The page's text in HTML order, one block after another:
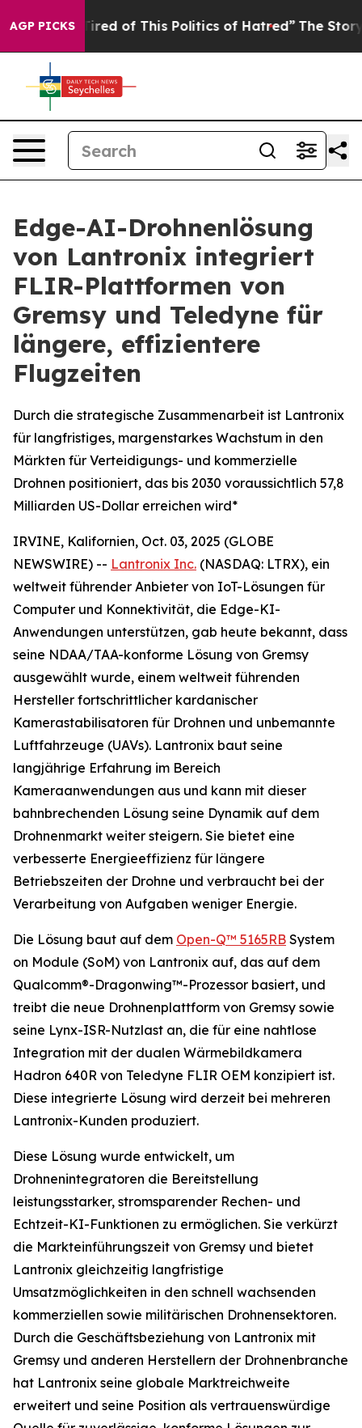
AGP PICKS
Tired of This Politics of Hatred” The Story Behind
Edge-AI-Drohnenlösung
von Lantronix integriert
FLIR-Plattformen von
Gremsy und Teledyne für
längere, effizientere
Flugzeiten
Durch die strategische Zusammenarbeit ist Lantronix
für langfristiges, margenstarkes Wachstum in den
Märkten für Verteidigungs- und kommerzielle
Drohnen positioniert, das bis 2030 voraussichtlich 57,8
Milliarden US-Dollar erreichen wird*
IRVINE, Kalifornien, Oct. 03, 2025 (GLOBE
NEWSWIRE) -- Lantronix Inc. (NASDAQ: LTRX), ein
weltweit führender Anbieter von IoT-Lösungen für
Computer und Konnektivität, die Edge-KI-
Anwendungen unterstützen, gab heute bekannt, dass
seine NDAA/TAA-konforme Lösung von Gremsy
ausgewählt wurde, einem weltweit führenden
Hersteller fortschrittlicher kardanischer
Kamerastabilisatoren für Drohnen und unbemannte
Luftfahrzeuge (UAVs). Lantronix baut seine
langjährige Erfahrung im Bereich
Kameraanwendungen aus und kann mit dieser
bahnbrechenden Lösung seine Dynamik auf dem
Drohnenmarkt weiter steigern. Sie bietet eine
verbesserte Energieeffizienz für längere
Betriebszeiten der Drohne und verbraucht bei der
Verarbeitung von Aufgaben weniger Energie.
Die Lösung baut auf dem Open-Q™ 5165RB System
on Module (SoM) von Lantronix auf, das auf dem
Qualcomm®-Dragonwing™-Prozessor basiert, und
treibt die neue Drohnenplattform von Gremsy sowie
seine Lynx-ISR-Nutzlast an, die für eine nahtlose
Integration mit der dualen Wärmebildkamera
Hadron 640R von Teledyne FLIR OEM konzipiert ist.
Diese integrierte Lösung wird derzeit bei mehreren
Lantronix-Kunden produziert.
Diese Lösung wurde entwickelt, um
Drohnenintegratoren die Bereitstellung
leistungsstarker, stromsparender Rechen- und
Echtzeit-KI-Funktionen zu ermöglichen. Sie verkürzt
die Markteinführungszeit von Gremsy und bietet
Lantronix gleichzeitig langfristige
Umsatzmöglichkeiten in den schnell wachsenden
kommerziellen sowie militärischen Drohnensektoren.
Durch die Geschäftsbeziehung von Lantronix mit
Gremsy und anderen Herstellern der Drohnenbranche
hat Lantronix seine globale Marktreichweite
erweitert und seine Position als vertrauenswürdige